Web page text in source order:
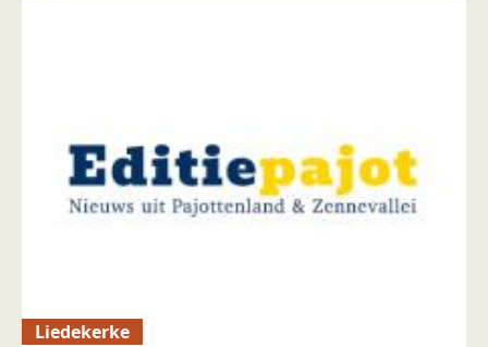
Liedekerke